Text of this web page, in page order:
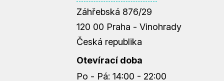
Záhřebská 876/29
120 00 Praha - Vinohrady
Česká republika
Otevírací doba
Po - Pá: 14:00 - 22:00